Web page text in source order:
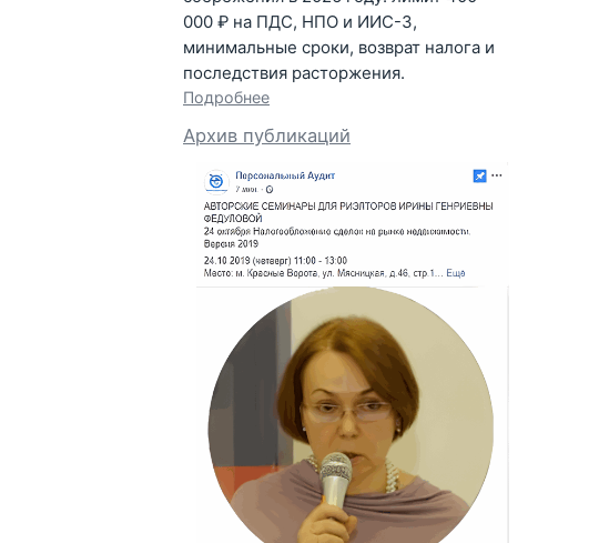
000 ₽ на ПДС, НПО и ИИС-3,
минимальные сроки, возврат налога и
последствия расторжения.
Подробнее
Архив публикаций